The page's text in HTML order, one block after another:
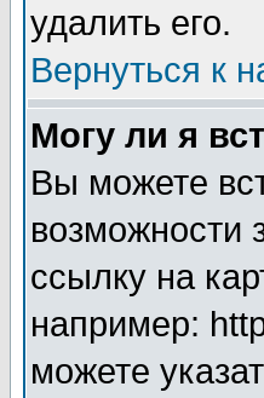
удалить его.
Вернуться к
Могу ли я
Вы можете
возможности
ссылку на
например:
можете